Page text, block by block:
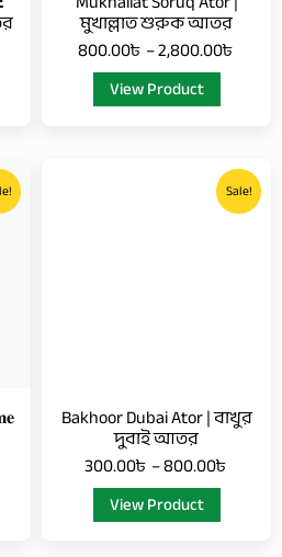
মুখাল্লাত শুরুক আতর
800.00৳ –2,800.00৳
View Product
on
the
product
page
Sale!
Bakhoor Dubai Ator | বাখুর
দুবাই আতর
300.00৳ –800.00৳
Price
range:
View Product
chosen
on
the
product
page